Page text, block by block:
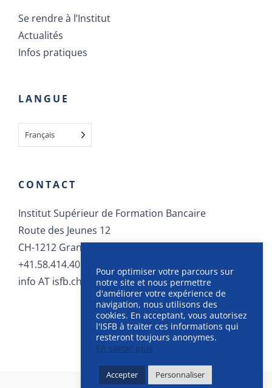
Se rendre à l’Institut
Actualités
Infos pratiques
LANGUE
Français
CONTACT
Institut Supérieur de Formation Bancaire
Route des Jeunes 12
CH-1212 Grand-Lancy
+41.58.414.40.40
info AT isfb.ch
Pour optimiser votre parcours sur
notre site et nous permettre
d'améliorer votre expérience de
navigation, nous utilisons des
cookies. En acceptant, vous autorisez
l'ISFB à traiter ces informations qui
resteront toujours anonymes.
En savoir plus
Accepter Personnaliser